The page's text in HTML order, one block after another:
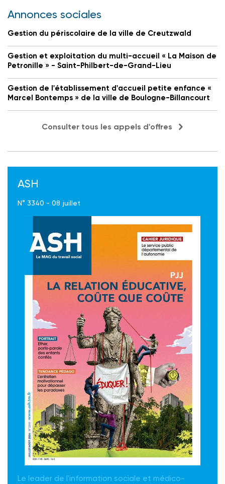
Annonces sociales
Gestion du périscolaire de la ville de Creutzwald
Gestion et exploitation du multi-accueil « La Maison de
Petronille » - Saint-Philbert-de-Grand-Lieu
Gestion de l'établissement d'accueil petite enfance «
Marcel Bontemps » de la ville de Boulogne-Billancourt
Consulter tous les appels d'offres
ASH
N° 3340 - 08 juillet
Le leader de l'information sociale et médico-